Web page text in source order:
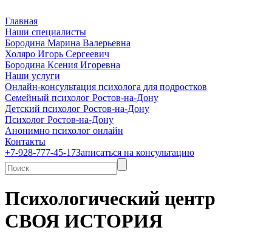
Главная
Наши специалисты
Бородина Марина Валерьевна
Холяро Игорь Сергеевич
Бородина Ксения Игоревна
Наши услуги
Онлайн-консультация психолога для подростков
Семейный психолог Ростов-на-Дону
Детский психолог Ростов-на-Дону
Психолог Ростов-на-Дону
Анонимно психолог онлайн
Контакты
+7-928-777-45-17Записаться на консультацию
Психологический центр
СВОЯ ИСТОРИЯ